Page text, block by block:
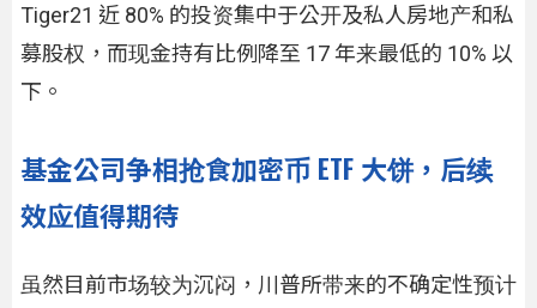
Tiger21 近 80% 的投资集中于公开及私人房地产和私
募股权，而现金持有比例降至 17 年来最低的 10% 以
下。
基金公司争相抢食加密币 ETF 大饼，后续
效应值得期待
虽然目前市场较为沉闷，川普所带来的不确定性预计